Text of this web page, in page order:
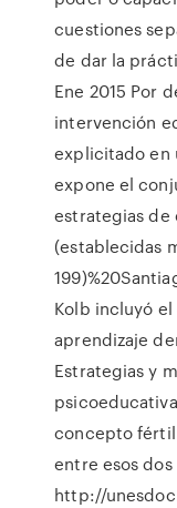
cuestiones
de dar la
Ene 2015 Por
intervención
explicitado en
expone el
estrategias de
(establecidas
Kolb incluyó
aprendizaje
Estrategias y
concepto fértil
entre esos
http://